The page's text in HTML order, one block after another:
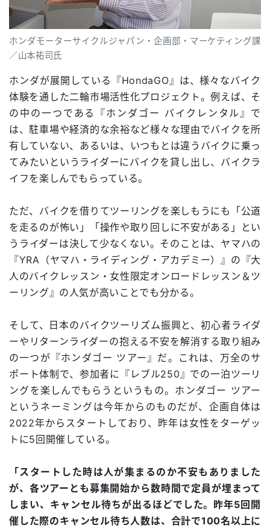
ホンダモーターサイクルジャパン・企画部・マーケティング課
／山本祐司氏
ホンダが展開している『HondaGO』は、様々なバイク
体験を通した二輪市場活性化プロジェクト。例えば、そ
の中の一つである『ホンダゴー バイクレンタル』で
は、駐車場や経済的な余裕など様々な理由でバイクを所
有していない、あるいは、いつもとは違うバイクに乗っ
てみたいというライダーにバイクを貸し出し、バイクラ
イフを楽しんでもらっている。
ただ、バイクを借りてツーリングを楽しもうにも「公道
を走るのが怖い」「操作や取り回しに不安がある」とい
うライダーは決して少なくない。そのことは、ヤマハの
『YRA（ヤマハ・ライディング・アカデミー）』の『大
人のバイクレッスン・女性限定オンロードレッスン＆ツ
ーリング』の人気が高いことでも分かる。
そして、日本のバイクツーリズム振興と、初心者ライダ
ーやリターンライダーの抱える不安を解消する取り組み
の一つが『ホンダゴー ツアー』だ。これは、万全のサ
ポート体制で、参加者に『レブル250』での一泊ツーリ
ングを楽しんでもらうというもの。ホンダゴー ツアー
というネーミングは今年からのものだが、企画自体は
2022年からスタートしており、昨年は女性をターゲッ
トに5回開催している。
「スタートした時は人が集まるのか不安もありました
が、各ツアーとも募集開始から数時間で定員が埋まって
しまい、キャンセル待ちが出るほどでした。昨年5回開
催した際のキャンセル待ち人数は、合計で100名以上に